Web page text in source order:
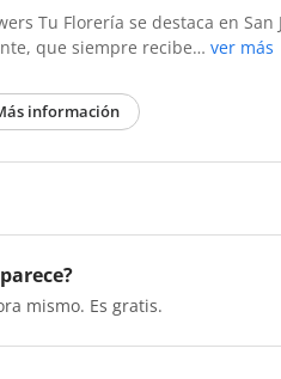
Tu Florería se destaca en
que siempre recibe…ver más
información
mismo. Es gratis.